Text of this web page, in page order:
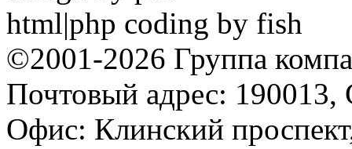
html|php coding by fish
©2001-2026 Группа
Почтовый адрес: 190013,
Офис: Клинский